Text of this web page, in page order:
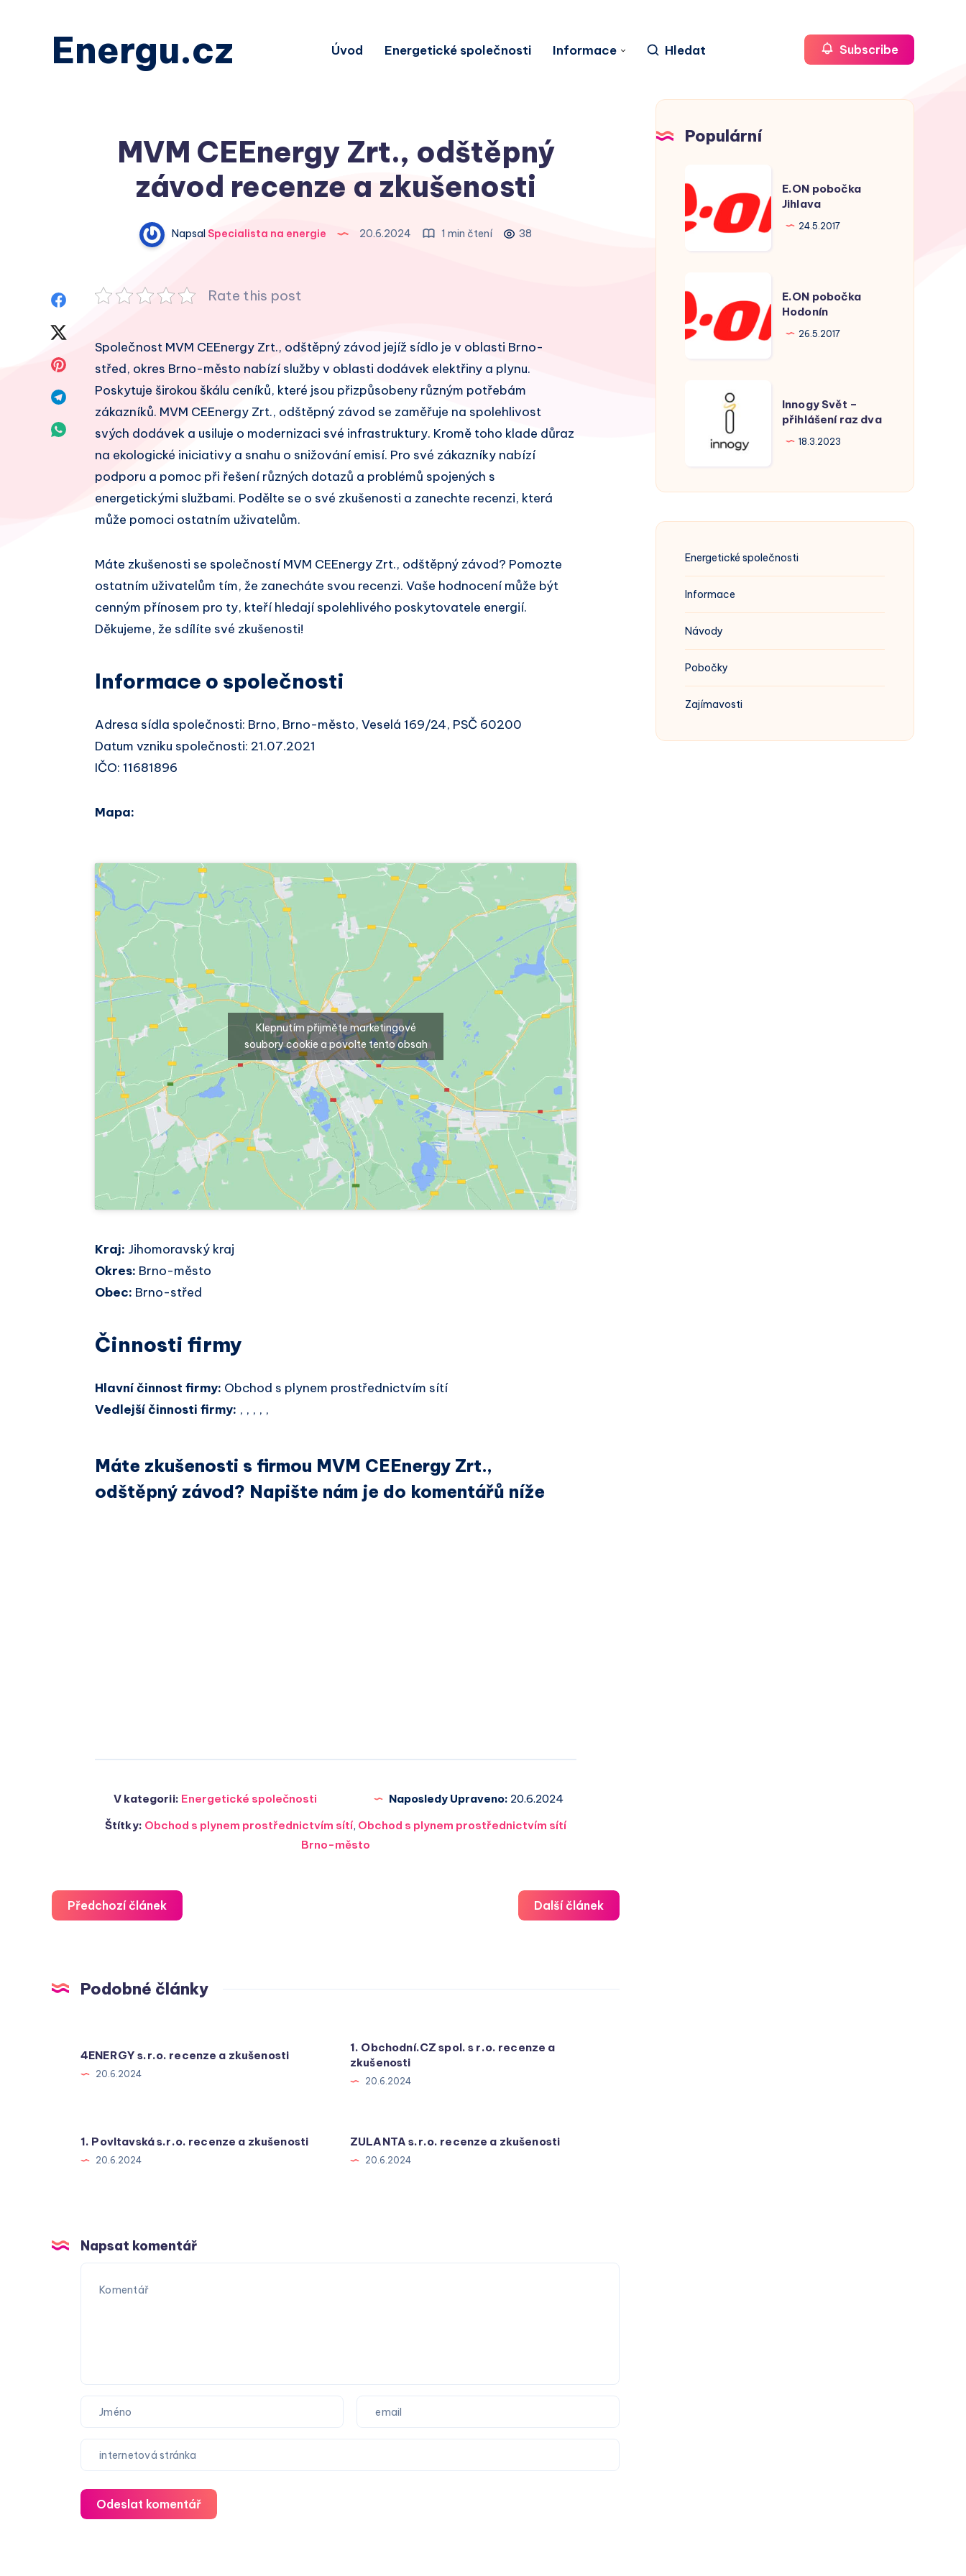
Energu.cz Úvod Energetické společnosti Informace Hledat Subscribe
MVM CEEnergy Zrt., odštěpný
závod recenze a zkušenosti
NapsalSpecialista na energie 20.6.2024 1 min čtení 38
Sdílet
Facebook
Twitter
Sdílet
Pinterest
Sdílet
Telegram
Sdílet
Whatsapp
Rate this post
Společnost MVM CEEnergy Zrt., odštěpný závod jejíž sídlo je v oblasti Brno-
střed, okres Brno-město nabízí služby v oblasti dodávek elektřiny a plynu.
Poskytuje širokou škálu ceníků, které jsou přizpůsobeny různým potřebám
zákazníků. MVM CEEnergy Zrt., odštěpný závod se zaměřuje na spolehlivost
svých dodávek a usiluje o modernizaci své infrastruktury. Kromě toho klade důraz
na ekologické iniciativy a snahu o snižování emisí. Pro své zákazníky nabízí
podporu a pomoc při řešení různých dotazů a problémů spojených s
energetickými službami. Podělte se o své zkušenosti a zanechte recenzi, která
může pomoci ostatním uživatelům.
Máte zkušenosti se společností MVM CEEnergy Zrt., odštěpný závod? Pomozte
ostatním uživatelům tím, že zanecháte svou recenzi. Vaše hodnocení může být
cenným přínosem pro ty, kteří hledají spolehlivého poskytovatele energií.
Děkujeme, že sdílíte své zkušenosti!
Informace o společnosti
Adresa sídla společnosti: Brno, Brno-město, Veselá 169/24, PSČ 60200
Datum vzniku společnosti: 21.07.2021
IČO: 11681896
Mapa:
Klepnutím přijměte marketingové
soubory cookie a povolte tento obsah
Kraj: Jihomoravský kraj
Okres: Brno-město
Obec: Brno-střed
Činnosti firmy
Hlavní činnost firmy: Obchod s plynem prostřednictvím sítí
Vedlejší činnosti firmy: , , , , ,
Máte zkušenosti s firmou MVM CEEnergy Zrt.,
odštěpný závod? Napište nám je do komentářů níže
V kategorii: Energetické společnosti Naposledy Upraveno: 20.6.2024
Štítky: Obchod s plynem prostřednictvím sítí, Obchod s plynem prostřednictvím sítí
Brno-město
Předchozí článek Další článek
Podobné články
4ENERGY s.r.o. recenze a zkušenosti
20.6.2024
1. Obchodní.CZ spol. s r.o. recenze a
zkušenosti
20.6.2024
1. Povltavská s.r.o. recenze a zkušenosti
20.6.2024
ZULANTA s.r.o. recenze a zkušenosti
20.6.2024
Napsat komentář
Odeslat komentář
Populární
pobočka
Jihlava
E.ON pobočka
Jihlava
24.5.2017
pobočka
Hodonín
E.ON pobočka
Hodonín
26.5.2017
přihlášení
dva
Innogy Svět –
přihlášení raz dva
18.3.2023
Energetické společnosti
Informace
Návody
Pobočky
Zajímavosti